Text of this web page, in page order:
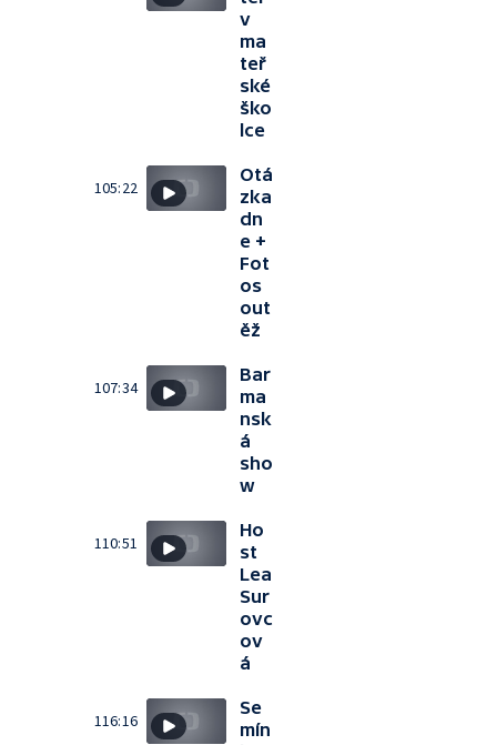
v
ma
teř
ské
ško
lce
105:22
Otá
zka
dn
e +
Fot
os
out
ěž
107:34
Bar
ma
nsk
á
sho
w
110:51
Ho
st
Lea
Sur
ovc
ov
á
116:16
Se
mín